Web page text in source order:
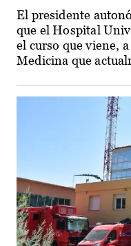
El presidente
que el Hospital
el curso que viene,
Medicina que